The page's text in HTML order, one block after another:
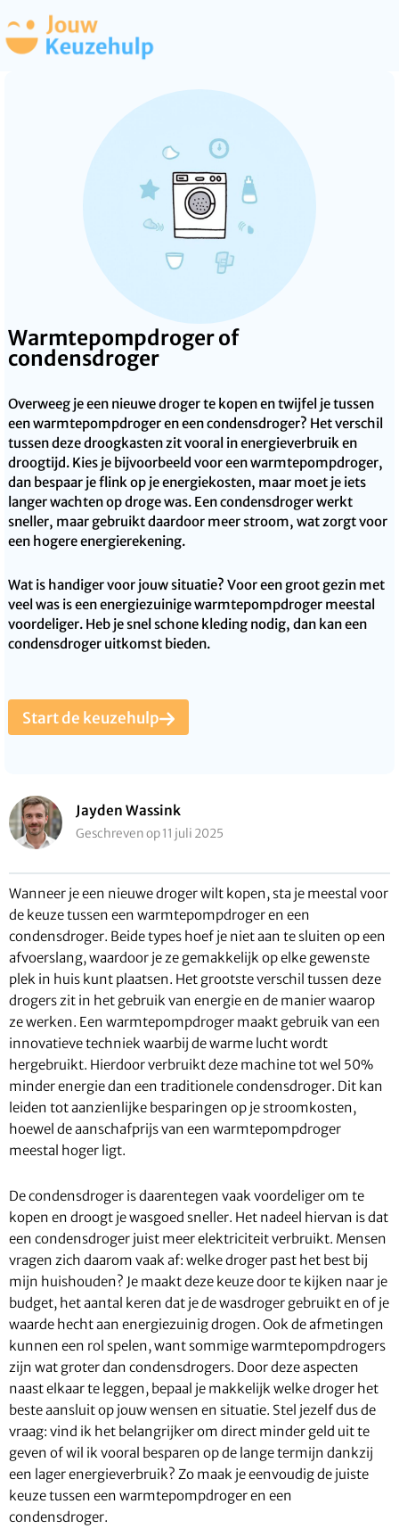
Warmtepompdroger of
condensdroger
Overweeg je een nieuwe droger te kopen en twijfel je tussen
een warmtepompdroger en een condensdroger? Het verschil
tussen deze droogkasten zit vooral in energieverbruik en
droogtijd. Kies je bijvoorbeeld voor een warmtepompdroger,
dan bespaar je flink op je energiekosten, maar moet je iets
langer wachten op droge was. Een condensdroger werkt
sneller, maar gebruikt daardoor meer stroom, wat zorgt voor
een hogere energierekening.
Wat is handiger voor jouw situatie? Voor een groot gezin met
veel was is een energiezuinige warmtepompdroger meestal
voordeliger. Heb je snel schone kleding nodig, dan kan een
condensdroger uitkomst bieden.
Start de keuzehulp
Jayden Wassink
Geschreven op 11 juli 2025
Wanneer je een nieuwe droger wilt kopen, sta je meestal voor
de keuze tussen een warmtepompdroger en een
condensdroger. Beide types hoef je niet aan te sluiten op een
afvoerslang, waardoor je ze gemakkelijk op elke gewenste
plek in huis kunt plaatsen. Het grootste verschil tussen deze
drogers zit in het gebruik van energie en de manier waarop
ze werken. Een warmtepompdroger maakt gebruik van een
innovatieve techniek waarbij de warme lucht wordt
hergebruikt. Hierdoor verbruikt deze machine tot wel 50%
minder energie dan een traditionele condensdroger. Dit kan
leiden tot aanzienlijke besparingen op je stroomkosten,
hoewel de aanschafprijs van een warmtepompdroger
meestal hoger ligt.
De condensdroger is daarentegen vaak voordeliger om te
kopen en droogt je wasgoed sneller. Het nadeel hiervan is dat
een condensdroger juist meer elektriciteit verbruikt. Mensen
vragen zich daarom vaak af: welke droger past het best bij
mijn huishouden? Je maakt deze keuze door te kijken naar je
budget, het aantal keren dat je de wasdroger gebruikt en of je
waarde hecht aan energiezuinig drogen. Ook de afmetingen
kunnen een rol spelen, want sommige warmtepompdrogers
zijn wat groter dan condensdrogers. Door deze aspecten
naast elkaar te leggen, bepaal je makkelijk welke droger het
beste aansluit op jouw wensen en situatie. Stel jezelf dus de
vraag: vind ik het belangrijker om direct minder geld uit te
geven of wil ik vooral besparen op de lange termijn dankzij
een lager energieverbruik? Zo maak je eenvoudig de juiste
keuze tussen een warmtepompdroger en een
condensdroger.